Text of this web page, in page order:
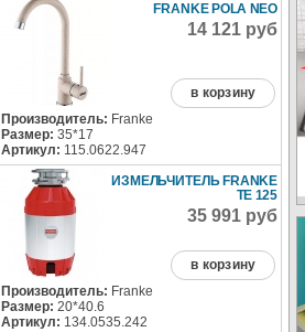
FRANKE POLA NEO
14 121 руб
в корзину
Производитель: Franke
Размер: 35*17
Артикул: 115.0622.947
ИЗМЕЛЬЧИТЕЛЬ FRANKE
TE 125
35 991 руб
в корзину
Производитель: Franke
Размер: 20*40.6
Артикул: 134.0535.242